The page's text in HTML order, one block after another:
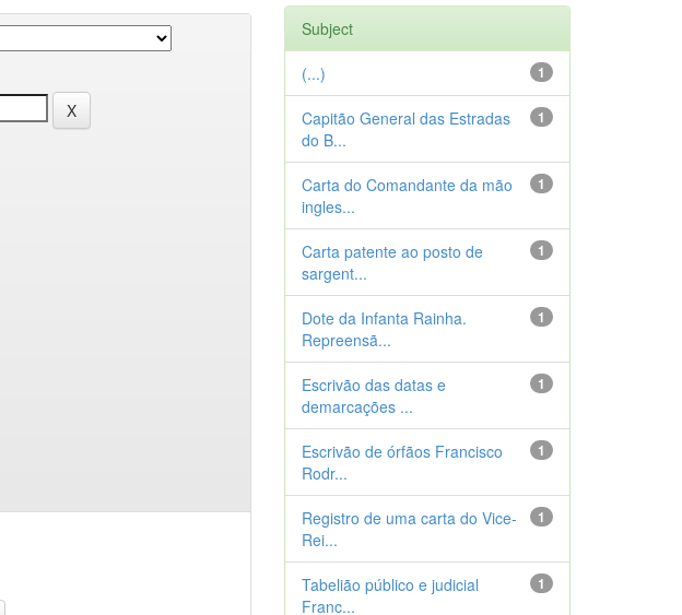
Subject
1
(...)
1
Capitão General das Estradas
do B...
1
Carta do Comandante da mão
ingles...
1
Carta patente ao posto de
sargent...
1
Dote da Infanta Rainha.
Repreensã...
1
Escrivão das datas e
demarcações ...
1
Escrivão de órfãos Francisco
Rodr...
1
Registro de uma carta do Vice-
Rei...
1
Tabelião público e judicial
Franc...